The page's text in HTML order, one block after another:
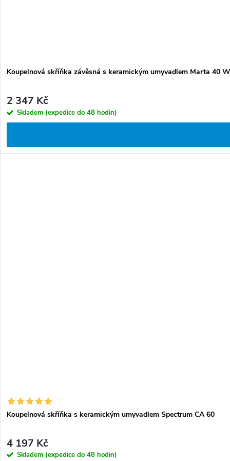
Koupelnová skříňka závěsná s keramickým umyvadlem Marta 40
2 347 Kč
Skladem (expedice do 48 hodin)
Koupelnová skříňka s keramickým umyvadlem Spectrum CA 60
4 197 Kč
Skladem (expedice do 48 hodin)